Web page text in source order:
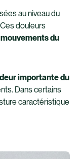
au niveau du
douleurs
mouvements du
importante du
Dans certains
caractéristique